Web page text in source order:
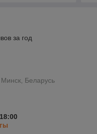
за год
Беларусь